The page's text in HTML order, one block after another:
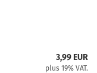
3,99 EUR
plus 19% VAT.